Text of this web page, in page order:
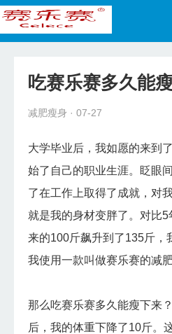
吃赛乐赛多久能
减肥瘦身 · 07-27
大学毕业后，我如愿的来到
始了自己的职业生涯。眨眼
了在工作上取得了成就，对
就是我的身材变胖了。对比
来的100斤飙升到了135斤，
我使用一款叫做赛乐赛的减
那么吃赛乐赛多久能瘦下来
后，我的体重下降了10斤。